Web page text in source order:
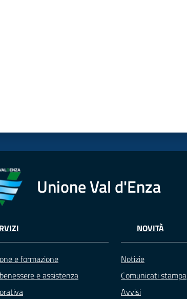
Unione Val d'Enza
e formazione
e assistenza
NOVITÀ
Notizie
Comunicati stampa
Avvisi